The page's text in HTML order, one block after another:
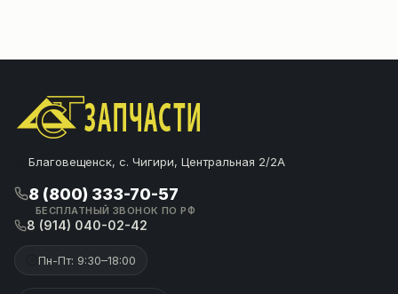
Благовещенск, с. Чигири, Центральная 2/2А
8 (800) 333-70-57
БЕСПЛАТНЫЙ ЗВОНОК ПО РФ
8 (914) 040-02-42
Пн-Пт: 9:30–18:00